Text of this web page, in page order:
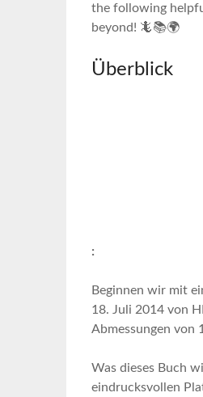
‌the⁣ following
beyond! 🦎📚🌍
Überblick
:
Beginnen wir mit
18. Juli 2014 von
Abmessungen von
Was ‌dieses Buch
eindrucksvollen